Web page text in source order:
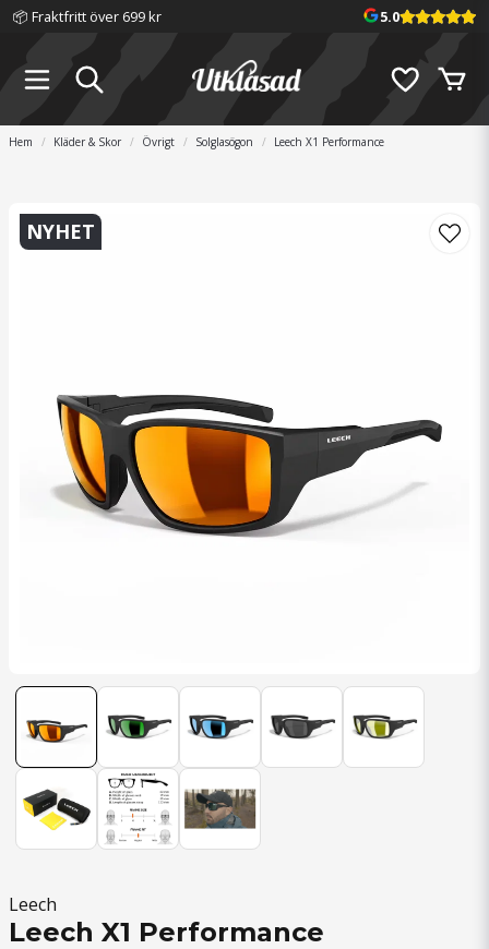
📦 Fraktfritt över 699 kr 5.0
Hem Kläder & Skor Övrigt Solglasögon Leech X1 Performance
NYHET
Leech
Leech X1 Performance